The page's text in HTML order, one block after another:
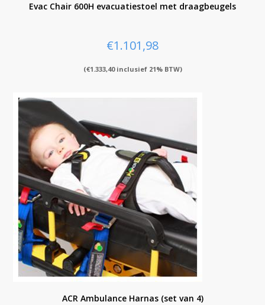
Evac Chair 600H evacuatiestoel met draagbeugels
€1.101,98
(€1.333,40inclusief 21% BTW)
ACR Ambulance Harnas (set van 4)